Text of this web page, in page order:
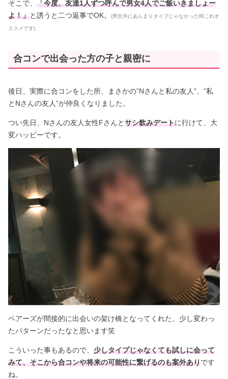
そこで、「今度、友達1人ずつ呼んで男女4人でご飯いきましょー
よ！」と誘うと二つ返事でOK。(男女共にあんまりタイプじゃなかった時これオ
ススメです)
合コンで出会った方の子と親密に
後日、実際に合コンをした所、まさかの”Nさんと私の友人”、”私
とNさんの友人”が仲良くなりました。
つい先日、Nさんの友人女性Fさんとサシ飲みデートに行けて、大
変ハッピーです。
ペアーズが間接的に出会いの架け橋となってくれた、少し変わっ
たパターンだったなと思います笑
こういった事もあるので、少しタイプじゃなくても試しに会って
みて、そこから合コンや将来の可能性に繋げるのも案外ありです
ね。